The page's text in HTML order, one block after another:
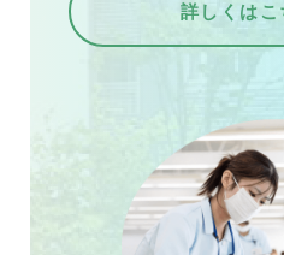
詳しくはこ